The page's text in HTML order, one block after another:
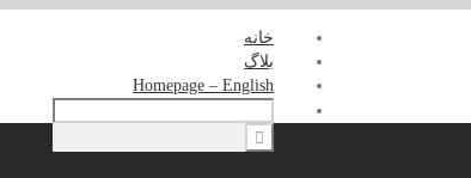
خانه
بلاگ
Homepage – English